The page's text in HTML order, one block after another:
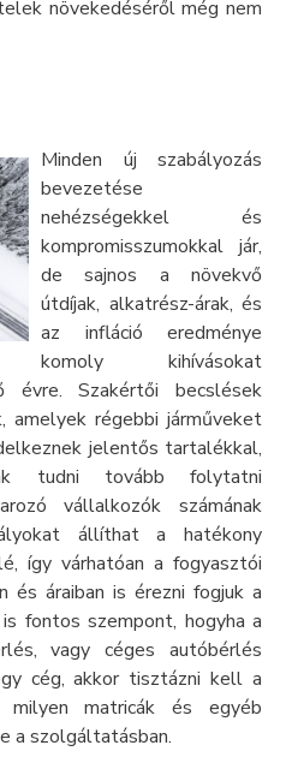
növekedéséről még nem
Minden új szabályozás
bevezetése
nehézségekkel és
kompromisszumokkal jár,
de sajnos a növekvő
útdíjak, alkatrész-árak, és
az infláció eredménye
komoly kihívásokat
évre. Szakértői becslések
amelyek régebbi járműveket
jelentős tartalékkal,
tudni tovább folytatni
vállalkozók számának
állíthat a hatékony
így várhatóan a fogyasztói
és áraiban is érezni fogjuk a
fontos szempont, hogyha a
, vagycéges autóbérlés
cég, akkor tisztázni kell a
milyen matricák és egyéb
a szolgáltatásban.